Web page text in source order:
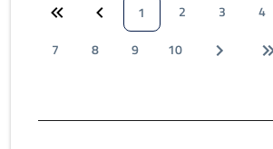
1 2 3 4
7
8 9 10